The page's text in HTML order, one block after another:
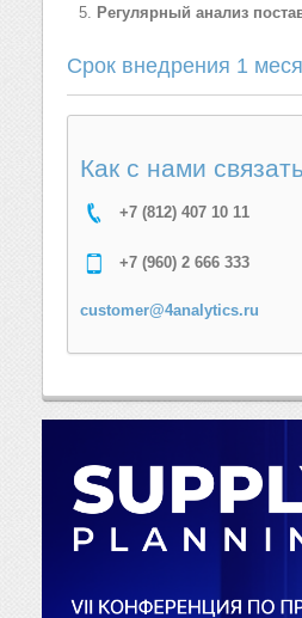
Регулярный анализ
Срок внедрения 1
Как с нами
+7 (812) 407 10 11
+7 (960) 2 666 333
customer@4analytics.ru